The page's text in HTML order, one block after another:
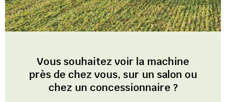
Vous souhaitez voir la machine
près de chez vous, sur un salon ou
chez un concessionnaire ?